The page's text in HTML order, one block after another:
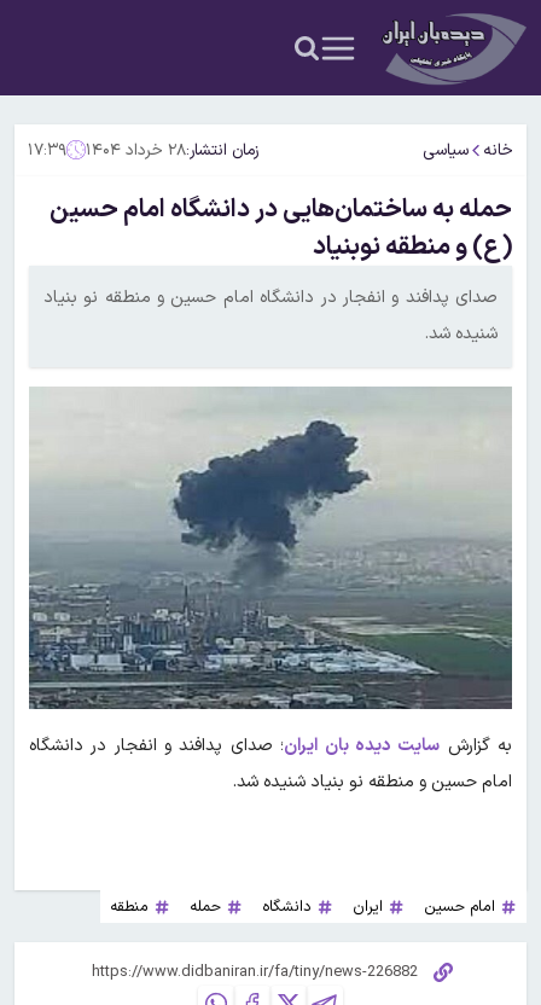
خانه سیاسی زمان انتشار:۲۸ خرداد ۱۴۰۴ ۱۷:۳۹
حمله به ساختمان‌هایی در دانشگاه امام حسین
(ع) و منطقه نوبنیاد
صدای پدافند و انفجار در دانشگاه امام حسین و منطقه نو بنیاد
شنیده شد.
به گزارش سایت دیده بان ایران؛ صدای پدافند و انفجار در دانشگاه
امام حسین و منطقه نو بنیاد شنیده شد.
امام حسین ایران دانشگاه حمله منطقه